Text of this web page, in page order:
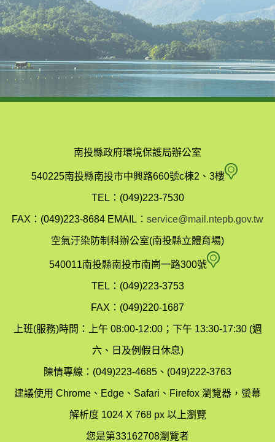
南投縣政府環境保護局辦公室
540225南投縣南投市中興路660號c棟2、3樓 南
縣
保
局
TEL：(049)223-7530
FAX：(049)223-8684 EMAIL： service@mail.ntepb.gov.tw
空氣汙染防制科辦公室(南投縣立體育場)
540011南投縣南投市南崗一路300號 空
染
制
科
TEL：(049)223-3753
FAX：(049)220-1687
上班(服務)時間：上午 08:00-12:00；下午 13:30-17:30 (週
六、日及例假日休息)
陳情專線：(049)223-4685、(049)222-3763
建議使用 Chrome、Edge、Safari、Firefox 瀏覽器，螢幕
解析度 1024 X 768 px 以上瀏覽
您是第33162708瀏覽者